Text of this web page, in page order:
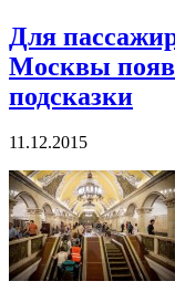
Для
Москвы
подсказки
11.12.2015